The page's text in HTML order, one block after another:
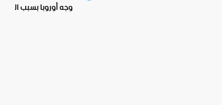
وجه أوروبا بسبب